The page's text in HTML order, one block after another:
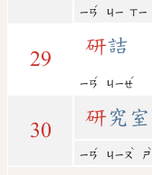
ㄧㄢ
ˊ
ㄐㄧ ㄒㄧ
29
研詰
ㄧㄢ
ˊ
ㄐㄧㄝ
ˊ
30
研究室
ㄧㄢ
ˊ
ㄐㄧㄡ
ˋ
ㄕ
ˋ